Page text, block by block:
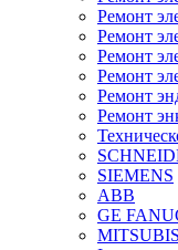
Ремонт
Ремонт
Ремонт
Ремонт
Ремонт
Ремонт
SIEMENS
ABB
GE